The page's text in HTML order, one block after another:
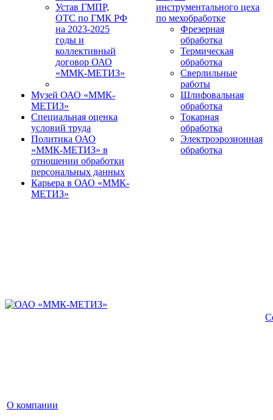
Устав ГМПР,
ОТС по ГМК РФ
на 2023-2025
годы и
коллективный
договор ОАО
«ММК-МЕТИЗ»
Музей ОАО «ММК-
МЕТИЗ»
Специальная оценка
условий труда
Политика ОАО
«ММК-МЕТИЗ» в
отношении обработки
персональных данных
Карьера в ОАО «ММК-
МЕТИЗ»
инструментального цеха
по мехобработке
Фрезерная
обработка
Термическая
обработка
Сверлильные
работы
Шлифовальная
обработка
Токарная
обработка
Электроэрозионная
обработка
О компании